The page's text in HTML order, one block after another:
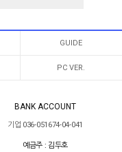
GUIDE
PC VER.
BANK ACCOUNT
기업 036-051674-04-041
예금주 : 김두호